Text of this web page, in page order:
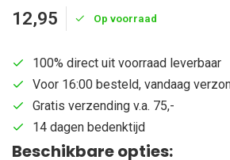
12,95 Op voorraad
100% direct uit voorraad leverbaar
Voor 16:00 besteld, vandaag
Gratis verzending v.a. 75,-
14 dagen bedenktijd
Beschikbare opties: